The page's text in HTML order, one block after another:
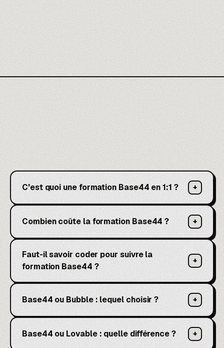
C'est quoi une formation Base44 en 1:1 ? +
Combien coûte la formation Base44 ? +
Faut-il savoir coder pour suivre la
formation Base44 ?
+
Base44 ou Bubble : lequel choisir ? +
Base44 ou Lovable : quelle différence ? +